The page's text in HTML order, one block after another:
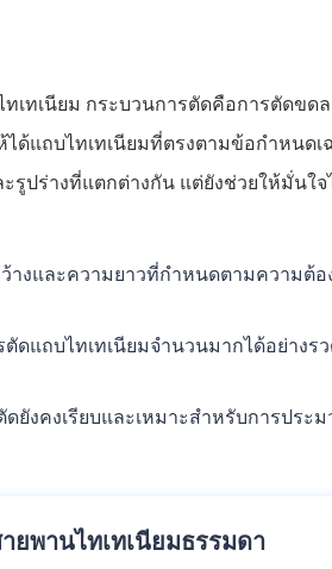
เทเนียม กระบวนการตัดคือการตัดขด
ด้แถบไทเทเนียมที่ตรงตามข้อกําหนดเ
ปร่างที่แตกต่างกัน แต่ยังช่วยให้มั่นใจ
างและความยาวที่กําหนดตามความต้อ
แถบไทเทเนียมจํานวนมากได้อย่างรว
งคงเรียบและเหมาะสําหรับการประม
ยพานไทเทเนียมธรรมดา